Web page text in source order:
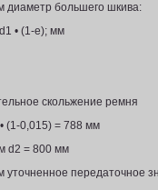
диаметр большего шкива:
• (1-е); мм
скольжение ремня
(1-0,015) = 788 мм
d2 = 800 мм
уточненное передаточное